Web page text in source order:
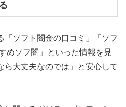
「ソフト闇金の口コミ」「ソフ
めソフ闇」といった情報を見
ら大丈夫なのでは」と安心して